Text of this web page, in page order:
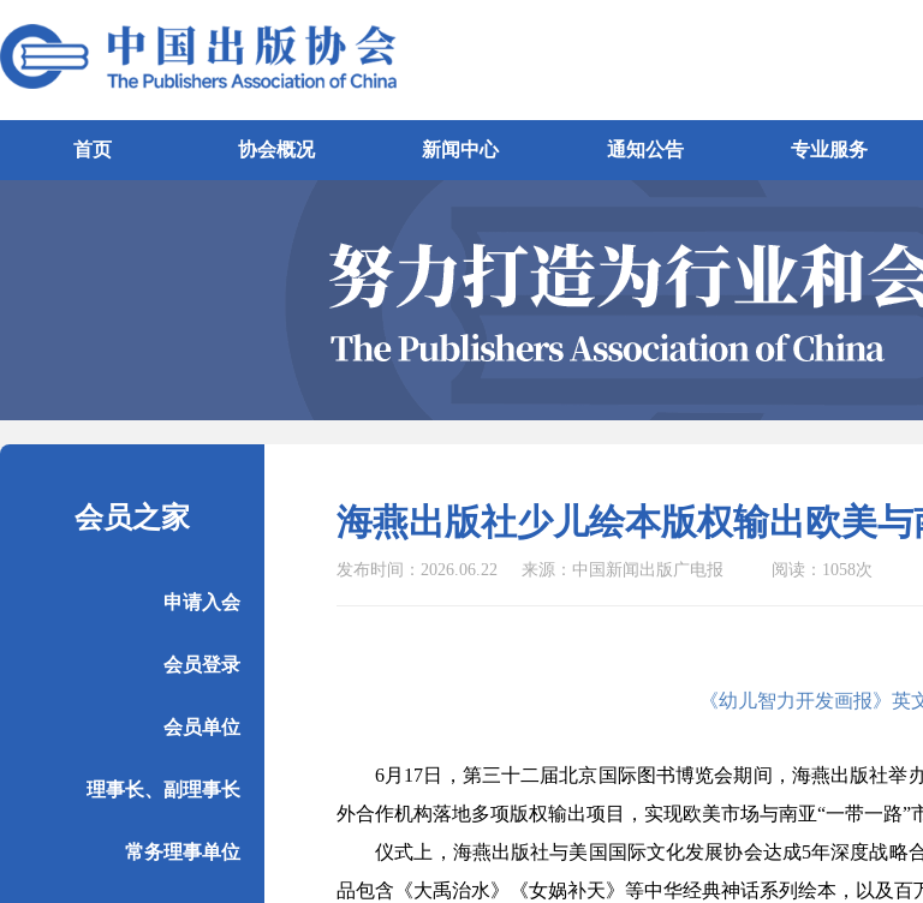
首页 协会概况 新闻中心 通知公告 专业服务
会员之家
申请入会
会员登录
会员单位
理事长、副理事长
常务理事单位
海燕出版社少儿绘本版权输出欧美与
发布时间：2026.06.22 来源：中国新闻出版广电报 阅读：1058次
《幼儿智力开发画报》
6月17日，第三十二届北京国际图书博览会期间，海燕出版社举
外合作机构落地多项版权输出项目，实现欧美市场与南亚“一带一路”
仪式上，海燕出版社与美国国际文化发展协会达成5年深度战略
品包含《大禹治水》《女娲补天》等中华经典神话系列绘本，以及